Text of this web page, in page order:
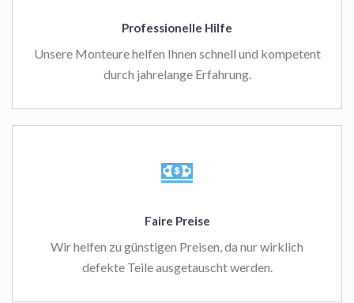
Professionelle Hilfe
Unsere Monteure helfen Ihnen schnell und kompetent
durch jahrelange Erfahrung.
Faire Preise
Wir helfen zu günstigen Preisen, da nur wirklich
defekte Teile ausgetauscht werden.